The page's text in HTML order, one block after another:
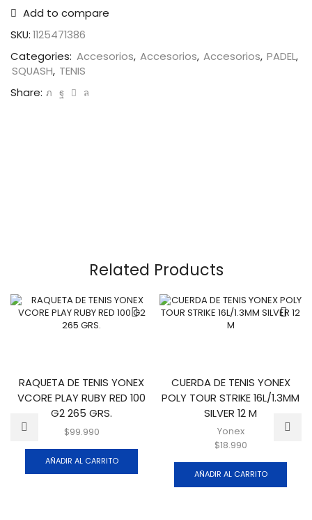
Add to compare
SKU:1125471386
Categories: Accesorios, Accesorios, Accesorios, PADEL,
SQUASH, TENIS
Share:
Related Products
RAQUETA DE TENIS YONEX
VCORE PLAY RUBY RED 100
G2 265 GRS.
$99.990
AÑADIR AL CARRITO
CUERDA DE TENIS YONEX
POLY TOUR STRIKE 16L/1.3MM
SILVER 12 M
Yonex
$18.990
AÑADIR AL CARRITO